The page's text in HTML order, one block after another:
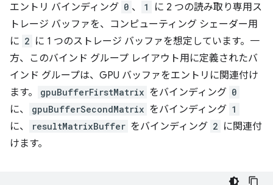
エントリ バインディング 0 、 1
に 2 つの読み取り専用ス
トレージ バッファを、コンピューティング シェーダー用
に 2 に 1 つのストレージ バッファを想定しています。一
方、このバインド グループ レイアウト用に定義されたバ
インド グループは、GPU バッファをエントリに関連付け
ます。
gpuBufferFirstMatrix をバインディング 0
に、 gpuBufferSecondMatrix をバインディング 1
に、 resultMatrixBuffer をバインディング 2 に関連付
けます。